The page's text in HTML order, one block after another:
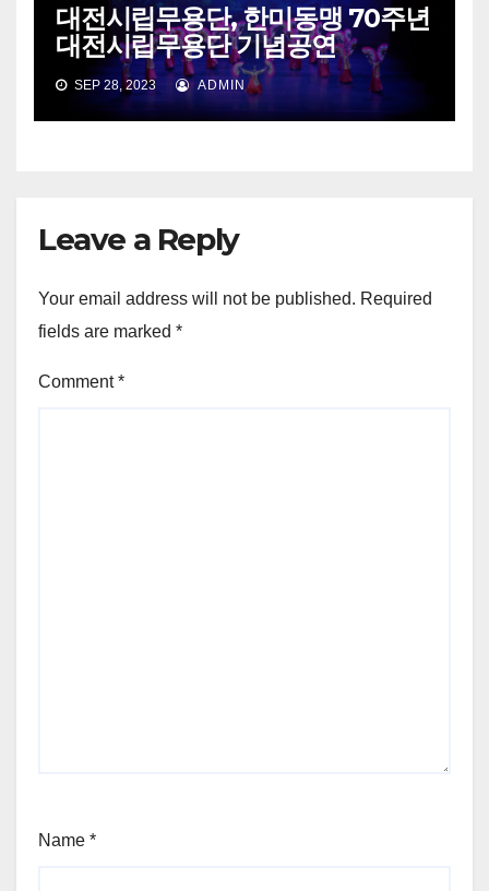
대전시립무용단, 한미동맹 70주년
대전시립무용단 기념공연
SEP 28, 2023 ADMIN
Leave a Reply
Your email address will not be published. Required
fields are marked *
Comment*
Name *